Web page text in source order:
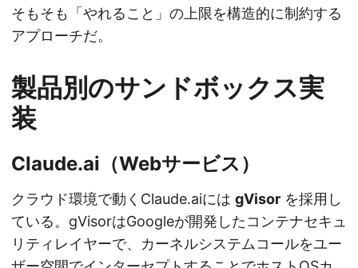
そもそも「やれること」の上限を構造的に制約する
アプローチだ。
製品別のサンドボックス実
装
Claude.ai（Webサービス）
クラウド環境で動くClaude.aiには gVisor を採用し
ている。gVisorはGoogleが開発したコンテナセキュ
リティレイヤーで、カーネルシステムコールをユー